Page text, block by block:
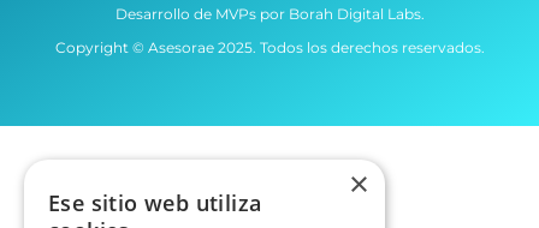
Desarrollo de MVPs por Borah Digital Labs.
Copyright © Asesorae 2025. Todos los derechos reservados.
×
Ese sitio web utiliza